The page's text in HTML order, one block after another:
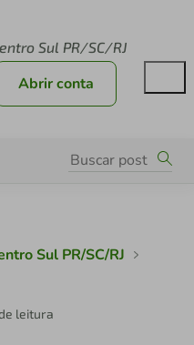
Sul PR/SC/RJ
Abrir conta
Sul PR/SC/RJ
leitura